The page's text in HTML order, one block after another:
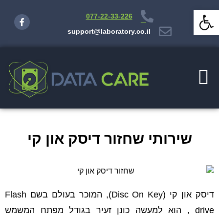
פתח סרגל נגישות
077-22-33-226
support@laboratory.co.il
שירותי שחזור דיסק און קי
דיסק און קי (Disc On Key), המוכר בעולם בשם Flash
drive , הוא למעשה כונן זעיר בגודל מפתח המשמש